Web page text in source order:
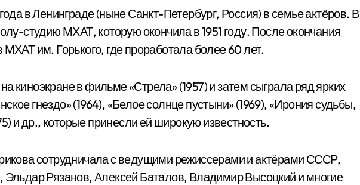
в Ленинграде (ныне Санкт-Петербург, Россия) в семье актёров. В
студию МХАТ, которую окончила в 1951 году. После окончания
им. Горького, где проработала более 60 лет.
киноэкране в фильме «Стрела» (1957) и затем сыграла ряд ярких
гнездо» (1964), «Белое солнце пустыни» (1969), «Ирония судьбы,
и др., которые принесли ей широкую известность.
сотрудничала с ведущими режиссерами и актёрами СССР,
Рязанов, Алексей Баталов, Владимир Высоцкий и многие